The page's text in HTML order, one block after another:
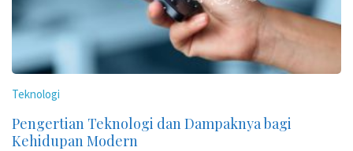
Teknologi
Pengertian Teknologi dan Dampaknya bagi
Kehidupan Modern